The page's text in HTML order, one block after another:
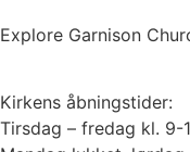
Explore Garnison
Kirkens åbningstider:
Tirsdag – fredag kl. 9-